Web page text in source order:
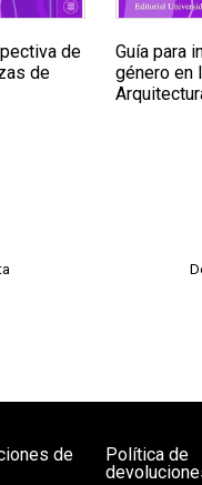
de
de
Guía para
género en
de
Política de